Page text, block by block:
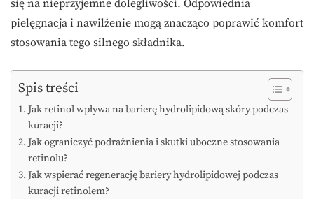
się na nieprzyjemne dolegliwości. Odpowiednia
pielęgnacja i nawilżenie mogą znacząco poprawić komfort
stosowania tego silnego składnika.
Spis treści
Jak retinol wpływa na barierę hydrolipidową skóry podczas
kuracji?
Jak ograniczyć podrażnienia i skutki uboczne stosowania
retinolu?
Jak wspierać regenerację bariery hydrolipidowej podczas
kuracji retinolem?